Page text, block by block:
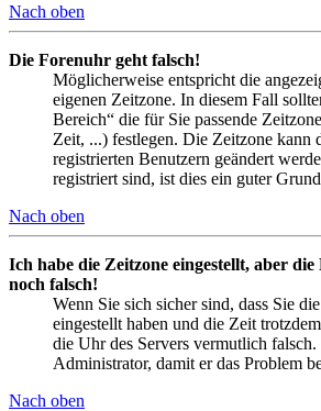
Nach oben
Die Forenuhr geht falsch!
Möglicherweise entspricht die
eigenen Zeitzone. In diesem Fall
Bereich“ die für Sie passende
Zeit, ...) festlegen. Die Zeitzone kann
registrierten Benutzern geändert
registriert sind, ist dies ein guter
Nach oben
Ich habe die Zeitzone eingestellt, aber
noch falsch!
Wenn Sie sich sicher sind, dass Sie
eingestellt haben und die Zeit
die Uhr des Servers vermutlich
Administrator, damit er das Problem
Nach oben